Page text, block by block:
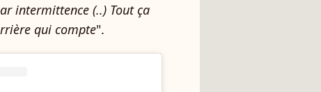
intermittence (..) Tout ça
qui compte".